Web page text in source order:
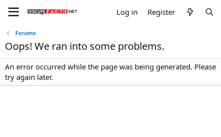
Log in Register
Forums
Oops! We ran into some problems.
An error occurred while the page was being generated. Please
try again later.